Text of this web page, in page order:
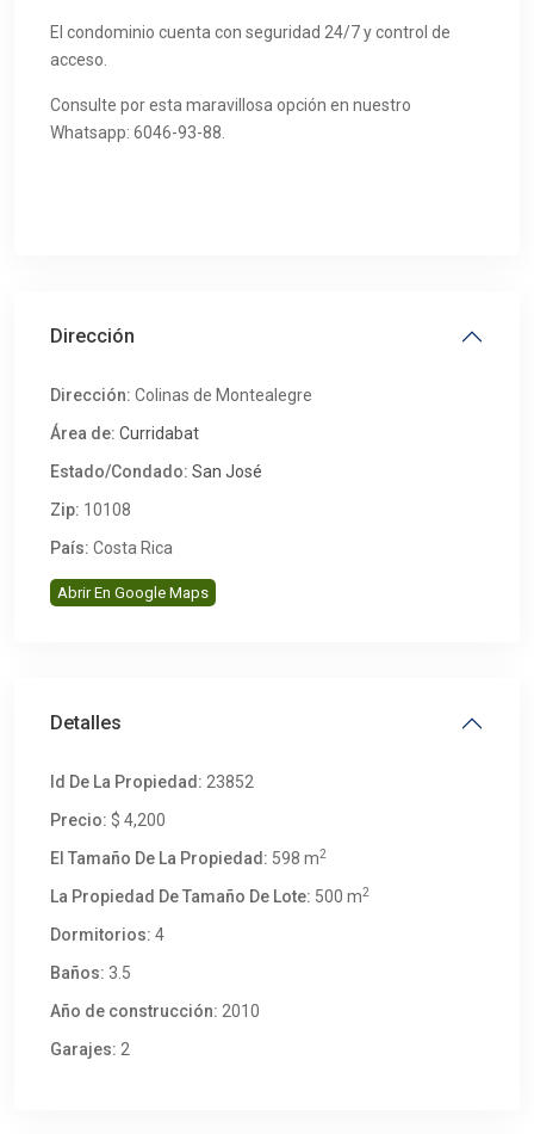
El condominio cuenta con seguridad 24/7 y control de
acceso.
Consulte por esta maravillosa opción en nuestro
Whatsapp: 6046-93-88.
Dirección
Dirección: Colinas de Montealegre
Área de: Curridabat
Estado/Condado: San José
Zip: 10108
País: Costa Rica
Abrir En Google Maps
Detalles
Id De La Propiedad: 23852
Precio: $ 4,200
El Tamaño De La Propiedad: 598 m2
La Propiedad De Tamaño De Lote: 500 m2
Dormitorios: 4
Baños: 3.5
Año de construcción: 2010
Garajes: 2